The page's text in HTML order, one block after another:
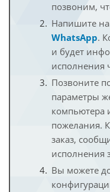
позвоним,
Напишите
WhatsApp.
и будет
исполнения
Позвоните
параметры
компьютера
пожелания.
заказ,
исполнения
Вы можете